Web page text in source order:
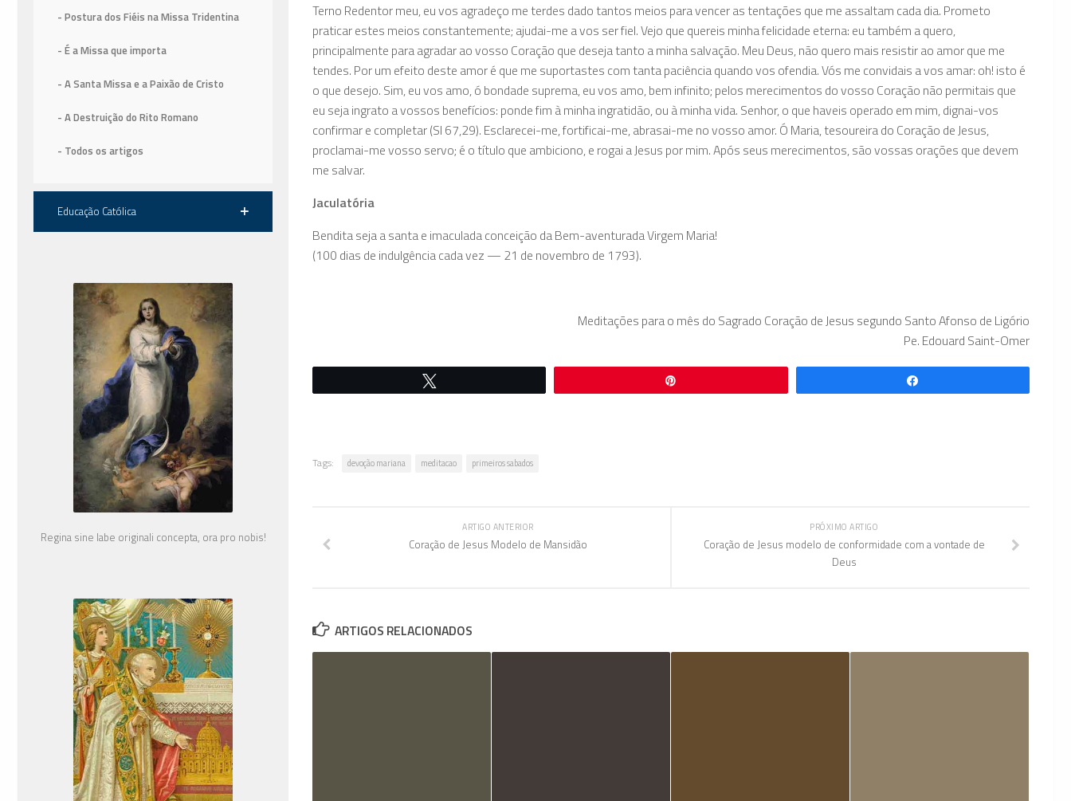
Terno Redentor meu, eu vos agradeço me terdes dado tantos meios para vencer as tentações que me assaltam cada dia. Prometo
praticar estes meios constantemente; ajudai-me a vos ser fiel. Vejo que quereis minha felicidade eterna: eu também a quero,
principalmente para agradar ao vosso Coração que deseja tanto a minha salvação. Meu Deus, não quero mais resistir ao amor que me
tendes. Por um efeito deste amor é que me suportastes com tanta paciência quando vos ofendia. Vós me convidais a vos amar: oh! isto é
o que desejo. Sim, eu vos amo, ó bondade suprema, eu vos amo, bem infinito; pelos merecimentos do vosso Coração não permitais que
eu seja ingrato a vossos benefícios: ponde fim à minha ingratidão, ou à minha vida. Senhor, o que haveis operado em mim, dignai-vos
confirmar e completar (SI 67,29). Esclarecei-me, fortificai-me, abrasai-me no vosso amor. Ó Maria, tesoureira do Coração de Jesus,
proclamai-me vosso servo; é o título que ambiciono, e rogai a Jesus por mim. Após seus merecimentos, são vossas orações que devem
me salvar.
Jaculatória
Bendita seja a santa e imaculada conceição da Bem-aventurada Virgem Maria!
(100 dias de indulgência cada vez — 21 de novembro de 1793).
Meditações para o mês do Sagrado Coração de Jesus segundo Santo Afonso de Ligório
Pe. Edouard Saint-Omer
Tags: devoção mariana meditacao primeiros sabados
PRÓXIMO ARTIGO
Coração de Jesus modelo de conformidade com a vontade de
Deus
ARTIGO ANTERIOR
Coração de Jesus Modelo de Mansidão
ARTIGOS RELACIONADOS
- Postura dos Fiéis na Missa Tridentina
- É a Missa que importa
- A Santa Missa e a Paixão de Cristo
- A Destruição do Rito Romano
- Todos os artigos
Educação Católica
Regina sine labe originali concepta, ora pro nobis!